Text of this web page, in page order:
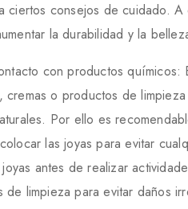
ciertos consejos de cuidado.
la durabilidad y la
con productos
cremas o productos de
Por ello es
las joyas para evitar
antes de realizar
de limpieza para evitar daños